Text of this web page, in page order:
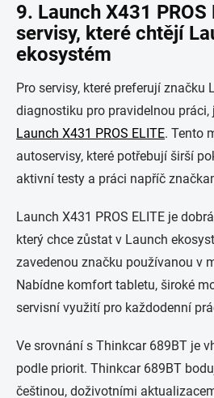
9. Launch X431 PROS
servisy, které chtějí
ekosystém
Pro servisy, které preferují značku
diagnostiku pro pravidelnou práci,
Launch X431 PROS ELITE. Tento
autoservisy, které potřebují širší
aktivní testy a práci napříč
Launch X431 PROS ELITE je
který chce zůstat v Launch
zavedenou značku používanou v
Nabídne komfort tabletu, široké
servisní využití pro každodenní
Ve srovnání s Thinkcar 689BT je
podle priorit. Thinkcar 689BT
češtinou, doživotními